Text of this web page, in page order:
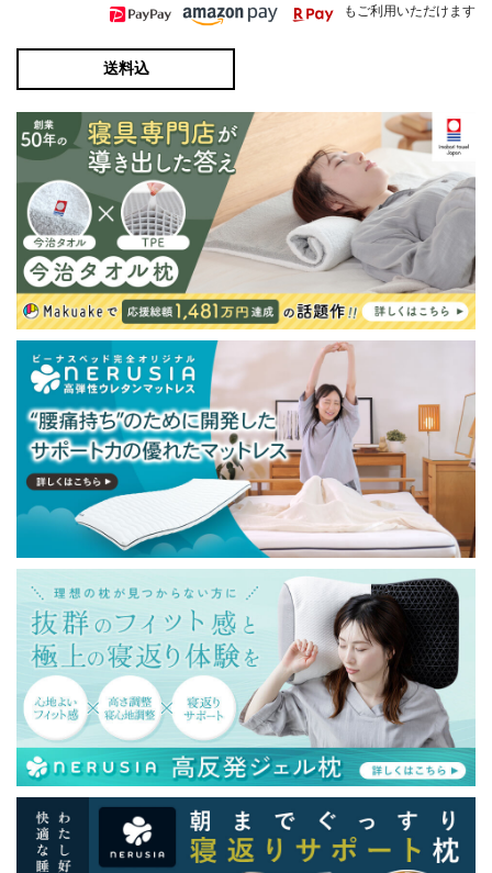
もご利用いただけます
送料込